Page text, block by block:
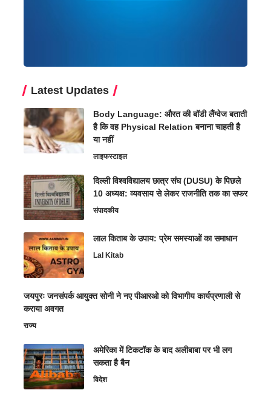
Latest Updates
Body Language: औरत की बॉडी लैंग्वेज बताती
है कि वह Physical Relation बनाना चाहती है
या नहीं
लाइफस्टाइल
दिल्ली विश्वविद्यालय छात्र संघ (DUSU) के पिछले
10 अध्यक्ष: व्यवसाय से लेकर राजनीति तक का सफर
संपादकीय
लाल किताब के उपाय: प्रेम समस्याओं का समाधान
Lal Kitab
जयपुरः जनसंपर्क आयुक्त सोनी ने नए पीआरओ को विभागीय कार्यप्रणाली से
कराया अवगत
राज्य
अमेरिका में टिकटॉक के बाद अलीबाबा पर भी लग
सकता है बैन
विदेश